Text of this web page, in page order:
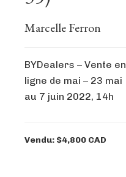
Marcelle Ferron
BYDealers – Vente en
ligne de mai – 23 mai
au 7 juin 2022, 14h
Vendu: $4,800 CAD